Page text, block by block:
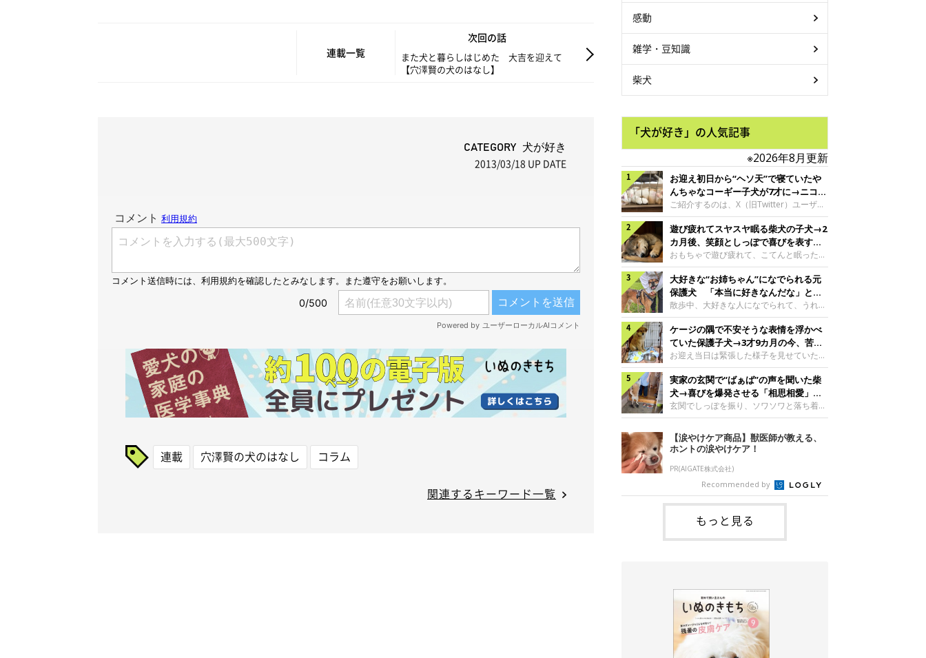
u
t
連載一覧
次回の話
また犬と暮らしはじめた 大吉を迎えて
【穴澤賢の犬のはなし】
CATEGORY 犬が好き
2013/03/18 UP DATE
連載 穴澤賢の犬のはなし コラム
関連するキーワード一覧
感動
雑学・豆知識
柴犬
「犬が好き」の人気記事
※2026年8月更新
お迎え初日から“ヘソ天”で寝ていたや
んちゃなコーギー子犬が7才に→ニコニ
コ“コーギースマイル”が魅力のコに成
長！
ご紹介するのは、X（旧Twitter）ユーザー
＠Kus1oKg2vsgdWS2さんの愛犬でウェル
シュ・コーギー・ペンブロークの神楽ちゃ
ん。今年の8月で7才になるという神楽ちゃ
んですが、いったいどんな子犬時代を過ご
したのでしょうか。今回は、神楽ちゃんの
成長を飼い主さんと振り返ります！神楽ち
ゃんの成長について聞いた！お迎えから数
日後の神楽ちゃん（撮影時生後2カ月）＠
Kus1oKg2vsgdWS2――お迎え当初の神楽
ちゃんの様子について教えてください。飼
い主さん： 「お迎え当日から“ヘソ天”で寝
るようなコでし
遊び疲れてスヤスヤ眠る柴犬の子犬→2
カ月後、笑顔としっぽで喜びを表すコ
に成長！
おもちゃで遊び疲れて、こてんと眠った子
犬。あれから2カ月、表情や行動にさまざ
まな変化が見られるようになりました。遊
び疲れて眠る生後2カ月のなっちゃん遊び
疲れた様子のなっちゃん。@Pkndg_紹介
するのは、X（旧Twitter）ユーザー
@Pkndg_さんの愛犬・なっちゃん（取材
時、生後4カ月／柴犬）。こちらの写真
は、なっちゃんが生後2カ月のころに撮影
された一枚です。この日、なっちゃんは家
族と一緒におもちゃで遊んでいました。た
くさん遊んで疲れたのか、その後は眠り始
めたそうです。眠るなっちゃん。
@Pkndg_
大好きな“お姉ちゃん”になでられる元
保護犬 「本当に好きなんだな」と感
じる表情にほっこり
散歩中、大好きな人になでられて、うれし
そうな表情を見せる元保護犬。甘えるよう
な姿に、見ているこちらまでほっこりしま
す。大好きな“お姉ちゃん”に甘える小次郎
くん妹さんになでてもらい、うれしそうな
表情を見せる小次郎くん（2026年6月撮
影）。@mika_Jimmy紹介するのは、X（旧
Twitter）ユーザー@mika_Jimmyさんの愛
犬・小次郎くん（撮影時5才）。こちら
は、飼い主さんの妹さんと一緒に散歩をし
日、飼い主さんは実家から自宅へ帰る途
中、妹さんと公園で待ち合わせ
ケージの隅で不安そうな表情を浮かべ
ていた保護子犬→3才9カ月の今、苦手
を克服し頼もしいコに成長！
お迎え当日は緊張した様子を見せていた元
野犬の保護子犬。あれから約3年半、苦手
だったことを一つひとつ克服し、家族に寄
り添う姿を見せています。お迎え当日、ケ
ージの隅で不安そうにお迎え当日のシルビ
アちゃん。@nemonemotos今回紹介する
のは、X（旧Twitter）ユーザー
@nemonemotosさんの愛犬・シルビアち
ゃん（撮影当時、生後推定2カ月）。飼い
主さんが「#最初に撮った一枚」として投
稿した写真には、ケージの隅で不安そうな
表情を浮かべるシルビアちゃんの姿が写っ
ていました。こちらは、保護犬だったシル
実家の玄関で“ばぁば”の声を聞いた柴
犬→喜びを爆発させる「相思相愛」な
光景にほっこり
玄関でしっぽを振り、ソワソワと落ち着か
ない様子の柴犬。その先には、大好きな人
との再会が待っていました。玄関でソワソ
ワする福丸くんソワソワした様子を見せる
福丸くん。@totomo_fukumaru紹介する
のは、X（旧Twitter）ユーザー
@totomo_fukumaruさんが投稿していた
動画。玄関でしっぽを振っているのは、愛
犬・福丸くん（撮影時11才／柴犬）です。
何やらソワソワしている様子が印象的です
が、それにはほっこりする理由がありまし
た。 玄関で聞こえた、うれしい声ばぁば
【涙やけケア商品】獣医師が教える、
ホントの涙やけケア！
PR(AIGATE株式会社)
Recommended by
もっと見る